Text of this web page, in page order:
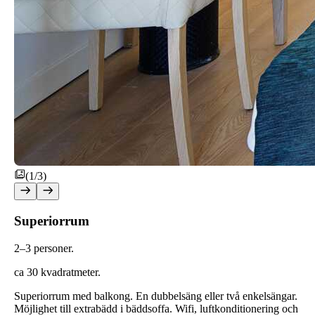
(1/3)
Superiorrum
2–3 personer.
ca 30 kvadratmeter.
Superiorrum med balkong. En dubbelsäng eller två enkelsängar.
Möjlighet till extrabädd i bäddsoffa. Wifi, luftkonditionering och